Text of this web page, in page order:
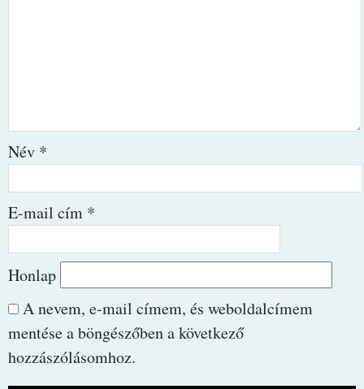
Név *
E-mail cím *
Honlap
A nevem, e-mail címem, és weboldalcímem
mentése a böngészőben a következő
hozzászólásomhoz.